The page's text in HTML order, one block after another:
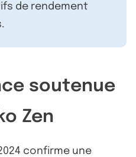
de rendement
soutenue
Zen
confirme une